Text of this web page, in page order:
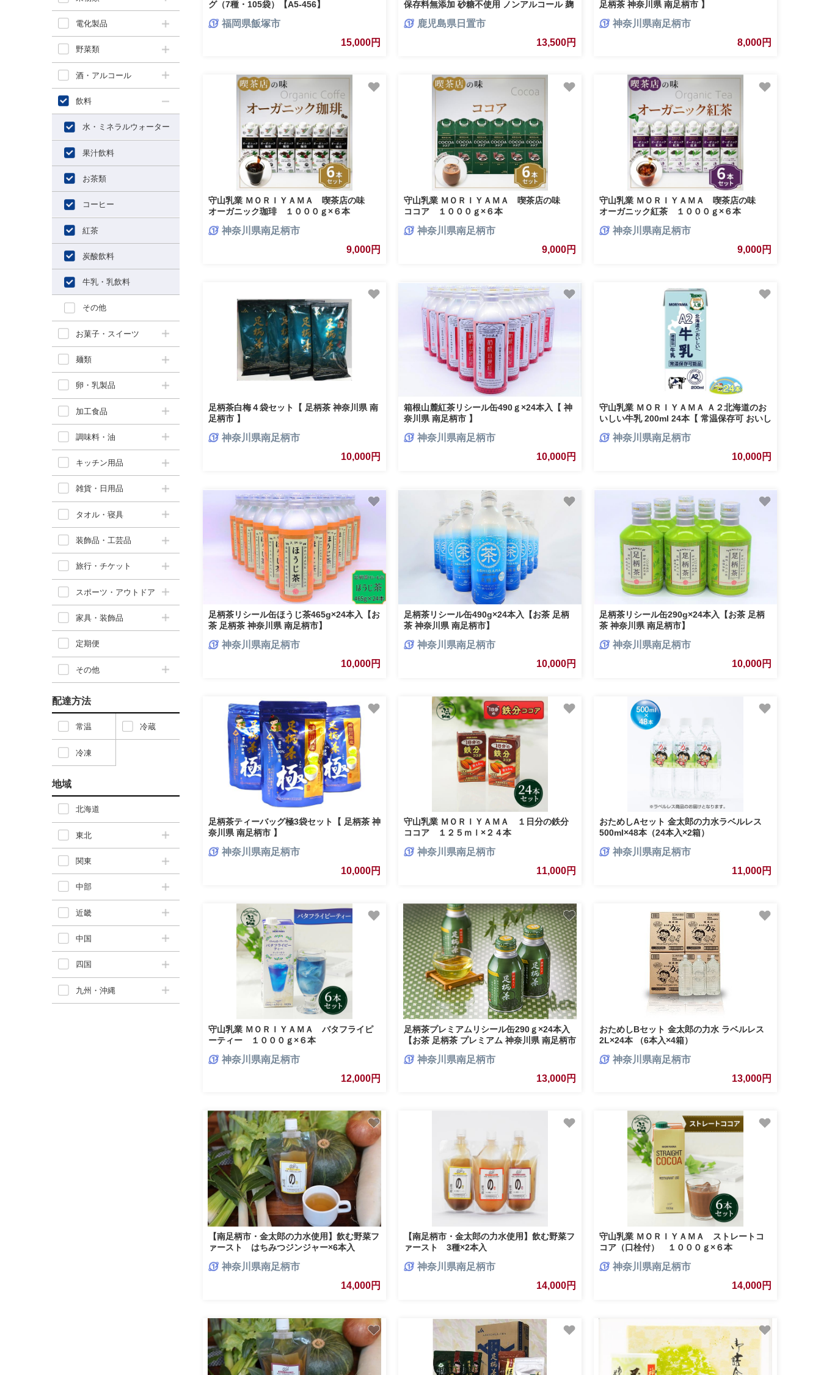
電化製品
野菜類
酒・アルコール
飲料
水・ミネラルウォーター
果汁飲料
お茶類
コーヒー
紅茶
炭酸飲料
牛乳・乳飲料
その他
お菓子・スイーツ
麺類
卵・乳製品
加工食品
調味料・油
キッチン用品
雑貨・日用品
タオル・寝具
装飾品・工芸品
旅行・チケット
スポーツ・アウトドア
家具・装飾品
定期便
その他
配達方法
常温 冷蔵
冷凍
地域
北海道
東北
関東
中部
近畿
中国
四国
九州・沖縄
グ（7種・105袋）【A5-456】
福岡県飯塚市
15,000円
保存料無添加 砂糖不使用 ノンアルコール 麹
鹿児島県日置市
13,500円
足柄茶 神奈川県 南足柄市 】
神奈川県南足柄市
8,000円
守山乳業 ＭＯＲＩＹＡＭＡ 喫茶店の味
オーガニック珈琲 １０００ｇ×６本
神奈川県南足柄市
9,000円
守山乳業 ＭＯＲＩＹＡＭＡ 喫茶店の味
ココア １０００ｇ×６本
神奈川県南足柄市
9,000円
守山乳業 ＭＯＲＩＹＡＭＡ 喫茶店の味
オーガニック紅茶 １０００ｇ×６本
神奈川県南足柄市
9,000円
足柄茶白梅４袋セット【 足柄茶 神奈川県 南
足柄市 】
神奈川県南足柄市
10,000円
箱根山麓紅茶リシール缶490ｇ×24本入【 神
奈川県 南足柄市 】
神奈川県南足柄市
10,000円
守山乳業 ＭＯＲＩＹＡＭＡ Ａ２北海道のお
いしい牛乳 200ml 24本【 常温保存可 おいし
神奈川県南足柄市
10,000円
足柄茶リシール缶ほうじ茶465g×24本入【お
茶 足柄茶 神奈川県 南足柄市】
神奈川県南足柄市
10,000円
足柄茶リシール缶490g×24本入【お茶 足柄
茶 神奈川県 南足柄市】
神奈川県南足柄市
10,000円
足柄茶リシール缶290g×24本入【お茶 足柄
茶 神奈川県 南足柄市】
神奈川県南足柄市
10,000円
足柄茶ティーバッグ極3袋セット【 足柄茶 神
奈川県 南足柄市 】
神奈川県南足柄市
10,000円
守山乳業 ＭＯＲＩＹＡＭＡ １日分の鉄分
ココア １２５ｍｌ×２４本
神奈川県南足柄市
11,000円
おためしAセット 金太郎の力水ラベルレス
500ml×48本（24本入×2箱）
神奈川県南足柄市
11,000円
守山乳業 ＭＯＲＩＹＡＭＡ バタフライピ
ーティー １０００ｇ×６本
神奈川県南足柄市
12,000円
足柄茶プレミアムリシール缶290ｇ×24本入
【お茶 足柄茶 プレミアム 神奈川県 南足柄市
神奈川県南足柄市
13,000円
おためしBセット 金太郎の力水 ラベルレス
2L×24本 （6本入×4箱）
神奈川県南足柄市
13,000円
【南足柄市・金太郎の力水使用】飲む野菜フ
ァースト はちみつジンジャー×6本入
神奈川県南足柄市
14,000円
【南足柄市・金太郎の力水使用】飲む野菜フ
ァースト 3種×2本入
神奈川県南足柄市
14,000円
守山乳業 ＭＯＲＩＹＡＭＡ ストレートコ
コア（口栓付） １０００ｇ×６本
神奈川県南足柄市
14,000円